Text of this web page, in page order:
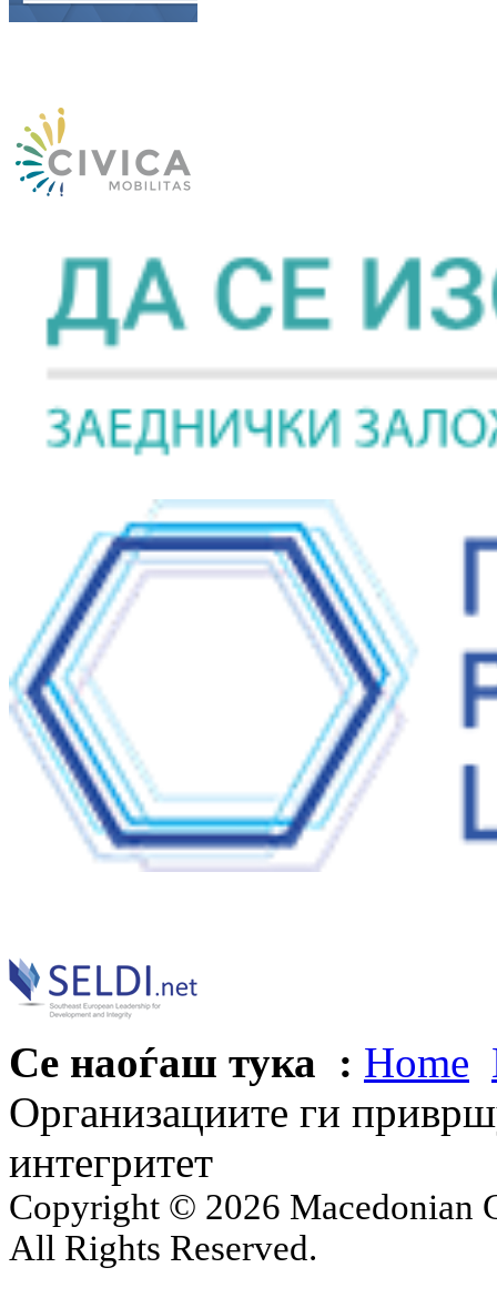
Се наоѓаш тука : Home
Организациите ги
интегритет
Copyright © 2026 Macedonian
All Rights Reserved.